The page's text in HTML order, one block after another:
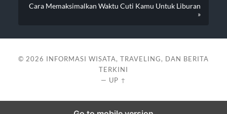
Cara Memaksimalkan Waktu Cuti Kamu Untuk Liburan
»
© 2026 INFORMASI WISATA, TRAVELING, DAN BERITA
TERKINI
— UP ↑